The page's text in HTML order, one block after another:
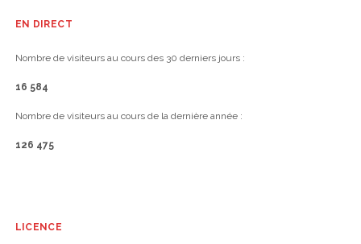
EN DIRECT
Nombre de visiteurs au cours des 30 derniers jours :
16 584
Nombre de visiteurs au cours de la dernière année :
126 475
LICENCE